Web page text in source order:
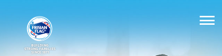
BUILDING
STRONG FAMILIES
SINCE 1871